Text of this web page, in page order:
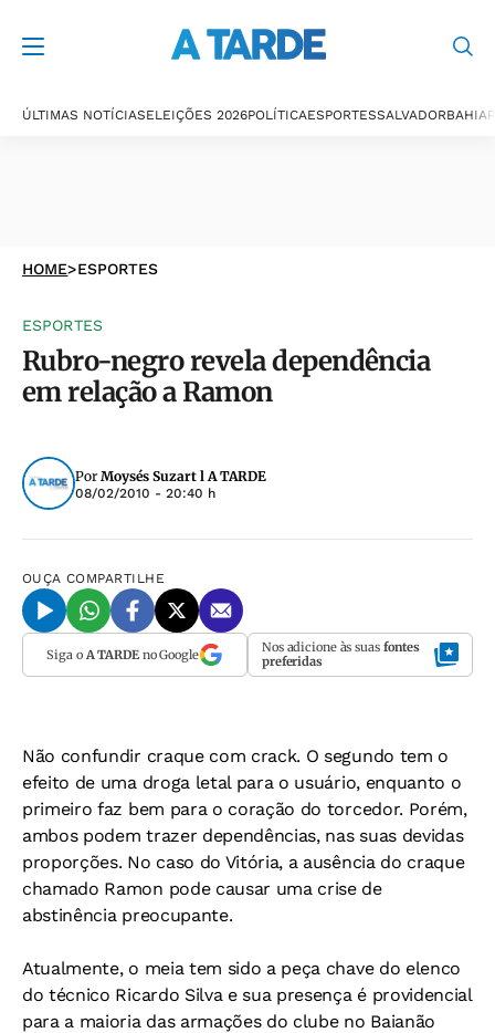
ÚLTIMAS NOTÍCIASELEIÇÕES 2026POLÍTICAESPORTESSALVADORBAHIA
HOME>ESPORTES
ESPORTES
Rubro-negro revela dependência
em relação a Ramon
Por Moysés Suzart l A TARDE
08/02/2010 - 20:40 h
OUÇA COMPARTILHE
Siga o A TARDEno Google Nos adicione às suas fontes
preferidas
Não confundir craque com crack. O segundo tem o
efeito de uma droga letal para o usuário, enquanto o
primeiro faz bem para o coração do torcedor. Porém,
ambos podem trazer dependências, nas suas devidas
proporções. No caso do Vitória, a ausência do craque
chamado Ramon pode causar uma crise de
abstinência preocupante.
Atualmente, o meia tem sido a peça chave do elenco
do técnico Ricardo Silva e sua presença é providencial
para a maioria das armações do clube no Baianão